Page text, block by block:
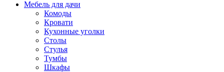
Мебель для дачи
Комоды
Кровати
Кухонные уголки
Столы
Стулья
Тумбы
Шкафы